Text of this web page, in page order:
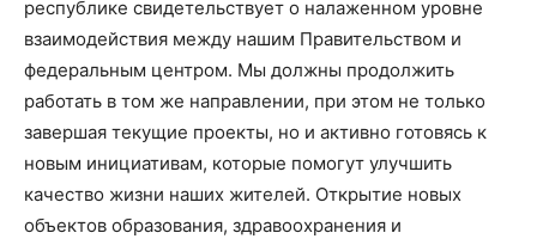
республике свидетельствует о налаженном уровне
взаимодействия между нашим Правительством и
федеральным центром. Мы должны продолжить
работать в том же направлении, при этом не только
завершая текущие проекты, но и активно готовясь к
новым инициативам, которые помогут улучшить
качество жизни наших жителей. Открытие новых
объектов образования, здравоохранения и